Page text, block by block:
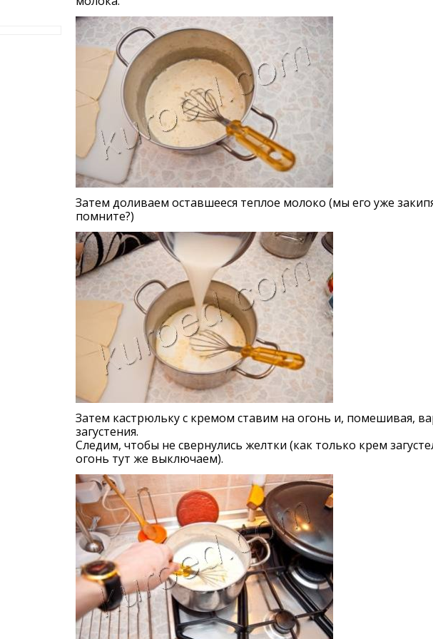
Затем доливаем оставшееся теплое молоко (мы его уже
помните?)
Затем кастрюльку с кремом ставим на огонь и, помешивая,
загустения.
Следим, чтобы не свернулись желтки (как только крем
огонь тут же выключаем).